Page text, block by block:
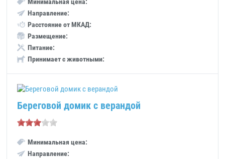
Направление:
Расстояние от МКАД:
Размещение:
Питание:
Принимает с животными:
Береговой домик с верандой
Минимальная цена:
Направление: